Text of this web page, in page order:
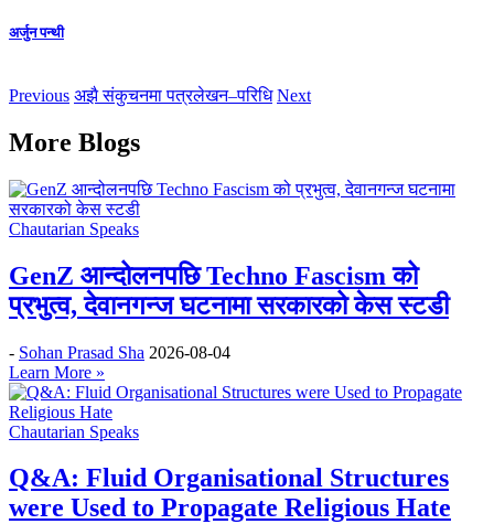
अर्जुन पन्थी
Previous अझै संकुचनमा पत्रलेखन–परिधि Next
More Blogs
Chautarian Speaks
GenZ आन्दोलनपछि Techno Fascism को
प्रभुत्व, देवानगन्ज घटनामा सरकारको केस स्टडी
- Sohan Prasad Sha 2026-08-04
Learn More »
Chautarian Speaks
Q&A: Fluid Organisational Structures
were Used to Propagate Religious Hate